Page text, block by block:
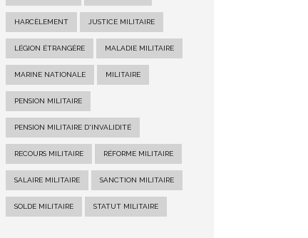
HARCÈLEMENT JUSTICE MILITAIRE
LÉGION ÉTRANGÈRE MALADIE MILITAIRE
MARINE NATIONALE MILITAIRE
PENSION MILITAIRE
PENSION MILITAIRE D'INVALIDITÉ
RECOURS MILITAIRE RÉFORME MILITAIRE
SALAIRE MILITAIRE SANCTION MILITAIRE
SOLDE MILITAIRE STATUT MILITAIRE